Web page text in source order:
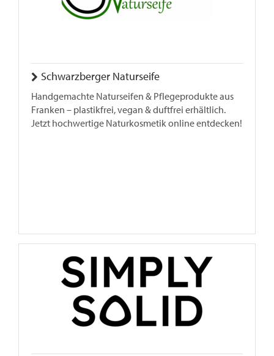
Schwarzberger Naturseife
Handgemachte Naturseifen & Pflegeprodukte aus
Franken – plastikfrei, vegan & duftfrei erhältlich.
Jetzt hochwertige Naturkosmetik online entdecken!